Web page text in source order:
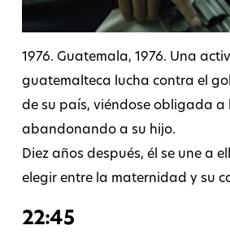
1976. Guatemala, 1976. Una
guatemalteca lucha contra el
de su país, viéndose obligada a
abandonando a su hijo.
Diez años después, él se une a
elegir entre la maternidad y su
22:45